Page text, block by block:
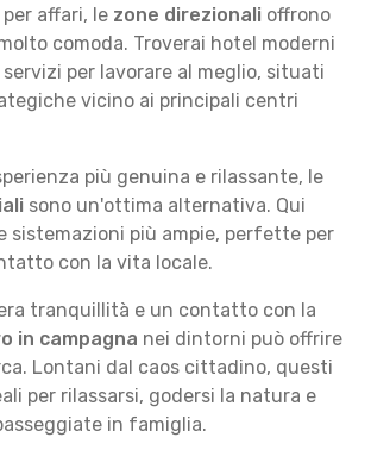
affari, le zone direzionali offrono
comoda. Troverai hotel moderni
per lavorare al meglio, situati
vicino ai principali centri
più genuina e rilassante, le
sono un'ottima alternativa. Qui
sistemazioni più ampie, perfette per
con la vita locale.
tranquillità e un contatto con la
in campagna nei dintorni può offrire
Lontani dal caos cittadino, questi
per rilassarsi, godersi la natura e
in famiglia.